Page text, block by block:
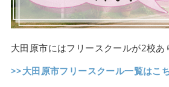
大田原市にはフリースクールが2校あ
>>大田原市フリースクール一覧はこ